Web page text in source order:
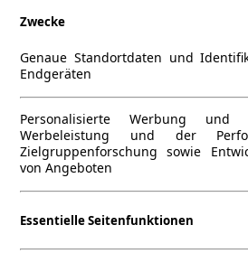
Zwecke
Genaue Standortdaten und
Endgeräten
Personalisierte Werbung
Werbeleistung und der
Zielgruppenforschung sowie
von Angeboten
Essentielle Seitenfunktionen